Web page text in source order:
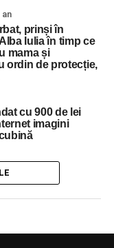
an
prinși în
Iulia în timp ce
mama și
ordin de protecție,
cu 900 de lei
imagini